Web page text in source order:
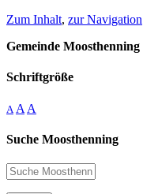
Zum Inhalt, zur Navigation
Gemeinde Moosthenning
Schriftgröße
A A A
Suche Moosthenning